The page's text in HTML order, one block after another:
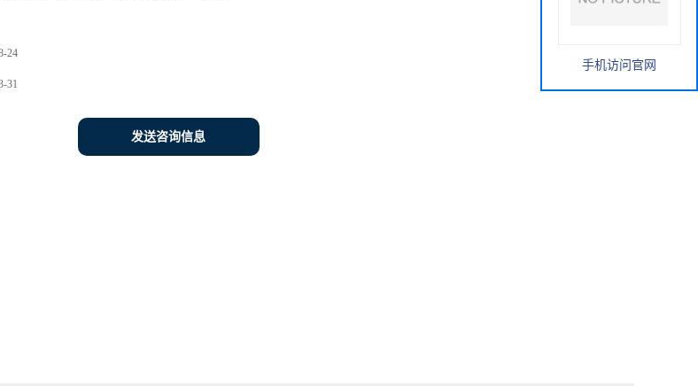
24
31
发送咨询信息
手机访问官网